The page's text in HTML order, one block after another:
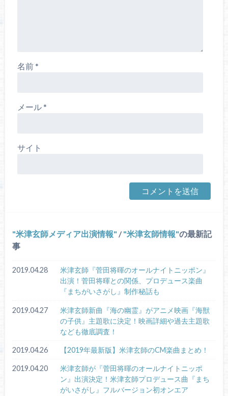
名前*
メール*
サイト
米津玄師メディア出演情報 / 米津玄師情報 の最新記
事
2019.04.28
米津玄師『菅田将暉のオールナイトニッポン』
出演！菅田将暉との関係、プロデュース楽曲
『まちがいさがし』制作秘話も
2019.04.27
米津玄師新曲『海の幽霊』がアニメ映画『海獣
の子供』主題歌に決定！映画詳細や過去主題歌
なども徹底調査！
2019.04.26 【2019年最新版】米津玄師のCM楽曲まとめ！
2019.04.20
米津玄師が『菅田将暉のオールナイトニッポ
ン』出演決定！米津玄師プロデュース曲『まち
がいさがし』フルバージョン初オンエア